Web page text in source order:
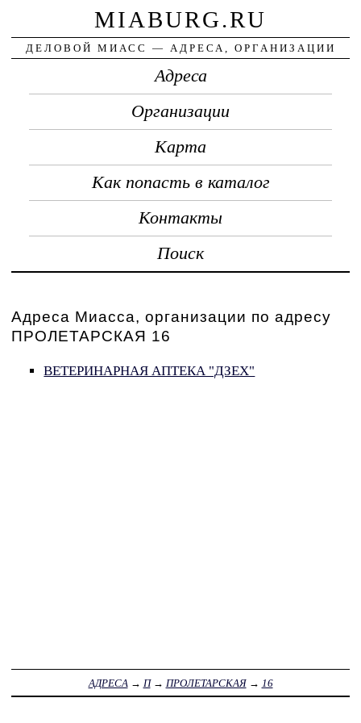
MIABURG.RU
ДЕЛОВОЙ МИАСС — АДРЕСА, ОРГАНИЗАЦИИ
Адреса
Организации
Карта
Как попасть в каталог
Контакты
Поиск
Адреса Миасса, организации по адресу
ПРОЛЕТАРСКАЯ 16
ВЕТЕРИНАРНАЯ АПТЕКА "ДЗЕХ"
АДРЕСА → П→ ПРОЛЕТАРСКАЯ→ 16